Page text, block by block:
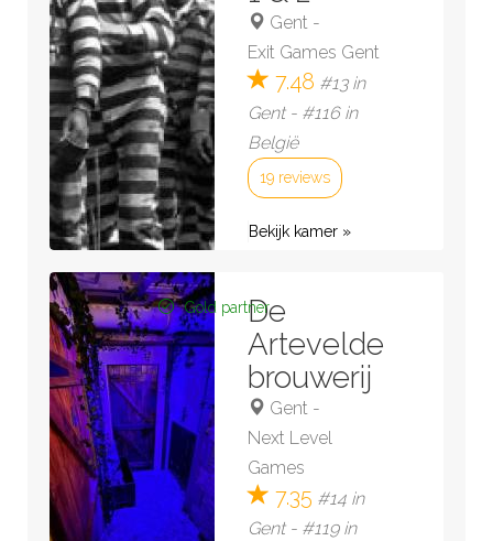
Gent -
Exit Games Gent
7.48 #13 in
Gent - #116 in
België
19 reviews
Bekijk kamer »
Gold partner
De
Artevelde
brouwerij
Gent -
Next Level
Games
7.35 #14 in
Gent - #119 in